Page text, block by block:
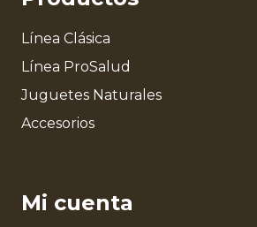
Línea Clásica
Línea ProSalud
Juguetes Naturales
Accesorios
Mi cuenta